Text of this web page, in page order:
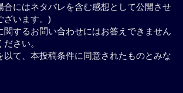
合にはネタバレを含む感想として公開させ
ざいます。)
関するお問い合わせにはお答えできません
さい。
以て、本投稿条件に同意されたものとみな